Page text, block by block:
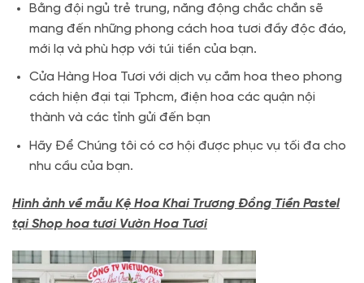
Bằng đội ngủ trẻ trung, năng động chắc chắn sẽ
mang đến những phong cách hoa tươi đầy độc đáo,
mới lạ và phù hợp với túi tiền của bạn.
Cửa Hàng Hoa Tươi với dịch vụ cắm hoa theo phong
cách hiện đại tại Tphcm, điện hoa các quận nội
thành và các tỉnh gửi đến bạn
Hãy Để Chúng tôi có cơ hội được phục vụ tối đa cho
nhu cầu của bạn.
Hình ảnh về mẫu Kệ Hoa Khai Trương Đồng Tiền Pastel
tại Shop hoa tươi Vườn Hoa Tươi